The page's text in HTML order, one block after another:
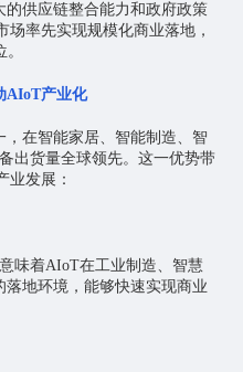
供应链整合能力和政府政策
率先实现规模化商业落地，
AIoT产业化
在智能家居、智能制造、智
出货量全球领先。这一优势带
业发展：
味着AIoT在工业制造、 智慧
地环境，能够快速实现商业